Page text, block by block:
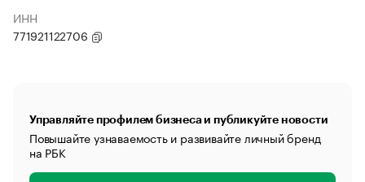
ИНН
771921122706
Управляйте профилем бизнеса и публикуйте новости
Повышайте узнаваемость и развивайте личный бренд
на РБК